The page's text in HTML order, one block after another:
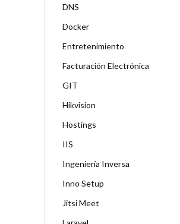
DNS
Docker
Entretenimiento
Facturación Electrónica
GIT
Hikvision
Hostings
IIS
Ingeniería Inversa
Inno Setup
Jitsi Meet